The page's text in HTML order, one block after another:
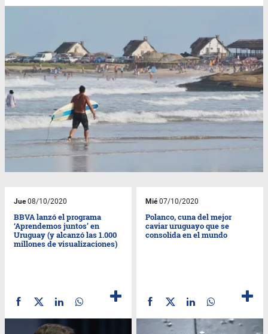
Jue08/10/2020
BBVA lanzó el programa
‘Aprendemos juntos’ en
Uruguay (y alcanzó las 1.000
millones de visualizaciones)
Mié07/10/2020
Polanco, cuna del mejor
caviar uruguayo que se
consolida en el mundo